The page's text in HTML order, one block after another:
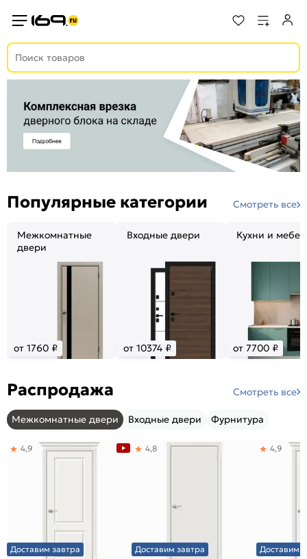
Популярные категории Смотреть все
Межкомнатные
двери
от 1760 ₽
Входные двери
от 10374 ₽
Кухни и
от 7700 ₽
Распродажа Смотреть все
Межкомнатные двери Входные двери Фурнитура
Доставим завтра
4,9
Доставим завтра
4,8
Доставим
4,9